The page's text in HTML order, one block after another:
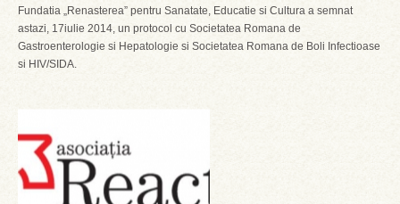
Fundatia „Renasterea” pentru Sanatate, Educatie si Cultura a semnat
astazi, 17iulie 2014, un protocol cu Societatea Romana de
Gastroenterologie si Hepatologie si Societatea Romana de Boli Infectioase
si HIV/SIDA.